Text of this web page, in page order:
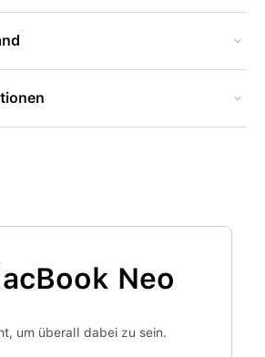
Neo
um überall dabei zu sein.